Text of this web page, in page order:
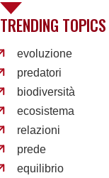
TRENDING TOPICS
evoluzione
predatori
biodiversità
ecosistema
relazioni
prede
equilibrio